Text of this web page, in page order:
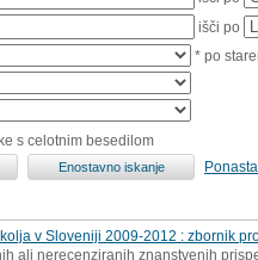
išči po
* po
s celotnim besedilom
v Sloveniji 2009-2012 : zbornik
ali nerecenziranih znanstvenih